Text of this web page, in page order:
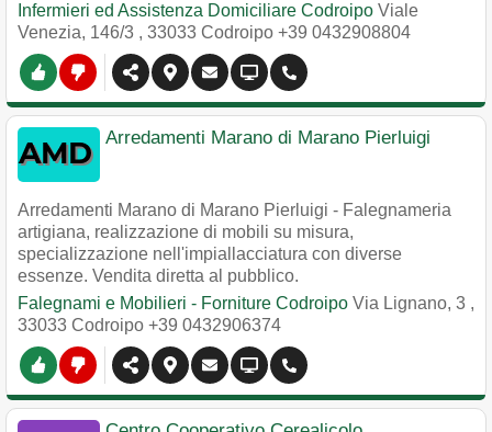
Infermieri ed Assistenza Domiciliare Codroipo Viale
Venezia, 146/3 , 33033 Codroipo +39 0432908804
Arredamenti Marano di Marano Pierluigi
Arredamenti Marano di Marano Pierluigi - Falegnameria
artigiana, realizzazione di mobili su misura,
specializzazione nell'impiallacciatura con diverse
essenze. Vendita diretta al pubblico.
Falegnami e Mobilieri - Forniture Codroipo Via Lignano, 3 ,
33033 Codroipo +39 0432906374